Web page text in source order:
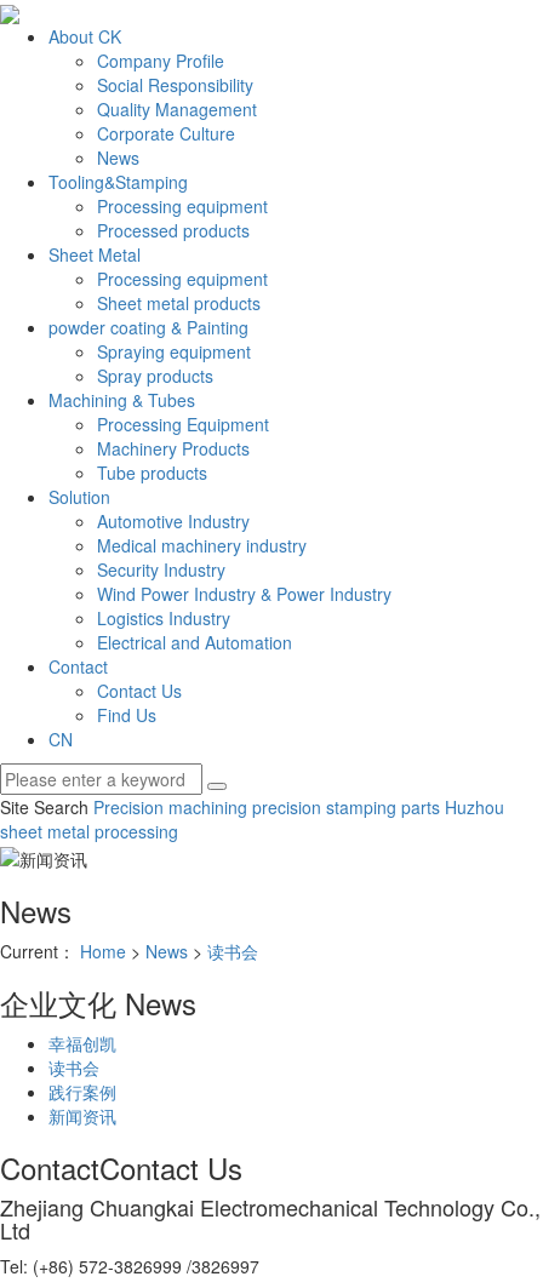
About CK
Company Profile
Social Responsibility
Quality Management
Corporate Culture
News
Tooling&Stamping
Processing equipment
Processed products
Sheet Metal
Processing equipment
Sheet metal products
powder coating & Painting
Spraying equipment
Spray products
Machining & Tubes
Processing Equipment
Machinery Products
Tube products
Solution
Automotive Industry
Medical machinery industry
Security Industry
Wind Power Industry & Power Industry
Logistics Industry
Electrical and Automation
Contact
Contact Us
Find Us
CN
Site Search Precision machining precision stamping parts Huzhou
sheet metal processing
News
Current： Home > News > 读书会
企业文化 News
幸福创凯
读书会
践行案例
新闻资讯
ContactContact Us
Zhejiang Chuangkai Electromechanical Technology Co.,
Ltd
Tel: (+86) 572-3826999 /3826997